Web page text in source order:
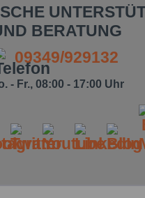
BERATUNG
09349/929132
- Fr., 08:00 - 17:00 Uhr